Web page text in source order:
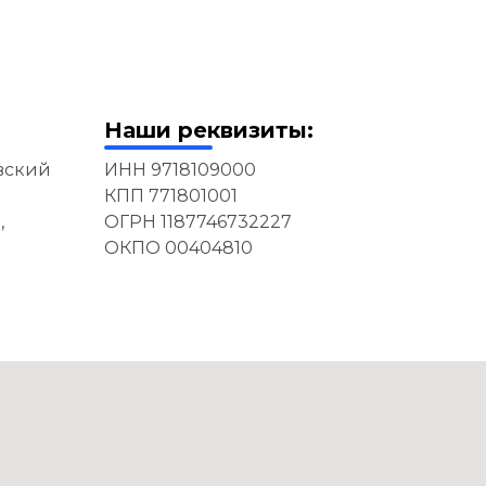
Наши реквизиты:
ИНН 9718109000
КПП 771801001
ОГРН 1187746732227
ОКПО 00404810